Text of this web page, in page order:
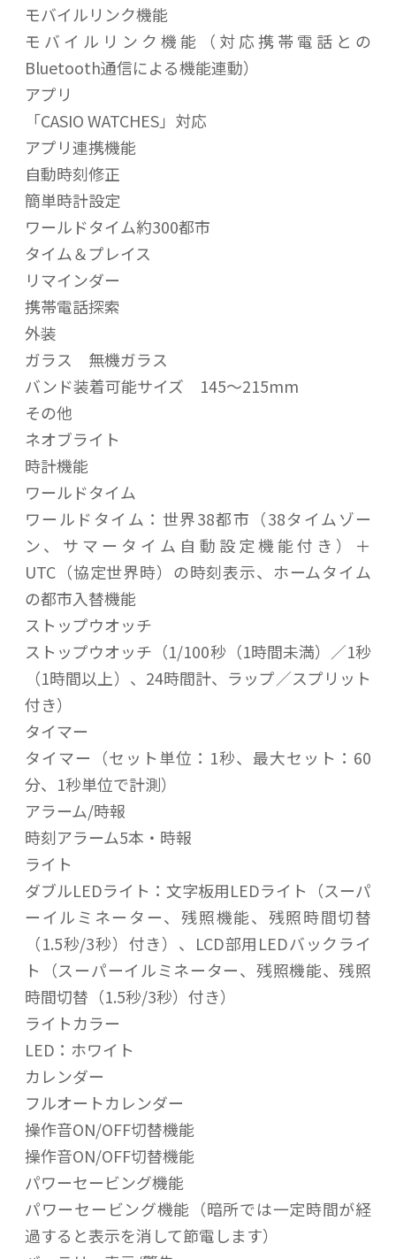
モバイルリンク機能
モバイルリンク機能（対応携帯電話との
Bluetooth通信による機能連動）
アプリ
「CASIO WATCHES」対応
アプリ連携機能
自動時刻修正
簡単時計設定
ワールドタイム約300都市
タイム＆プレイス
リマインダー
携帯電話探索
外装
ガラス 無機ガラス
バンド装着可能サイズ 145～215mm
その他
ネオブライト
時計機能
ワールドタイム
ワールドタイム：世界38都市（38タイムゾー
ン、サマータイム自動設定機能付き）＋
UTC（協定世界時）の時刻表示、ホームタイム
の都市入替機能
ストップウオッチ
ストップウオッチ（1/100秒（1時間未満）／1秒
（1時間以上）、24時間計、ラップ／スプリット
付き）
タイマー
タイマー（セット単位：1秒、最大セット：60
分、1秒単位で計測）
アラーム/時報
時刻アラーム5本・時報
ライト
ダブルLEDライト：文字板用LEDライト（スーパ
ーイルミネーター、残照機能、残照時間切替
（1.5秒/3秒）付き）、LCD部用LEDバックライ
ト（スーパーイルミネーター、残照機能、残照
時間切替（1.5秒/3秒）付き）
ライトカラー
LED：ホワイト
カレンダー
フルオートカレンダー
操作音ON/OFF切替機能
操作音ON/OFF切替機能
パワーセービング機能
パワーセービング機能（暗所では一定時間が経
過すると表示を消して節電します）